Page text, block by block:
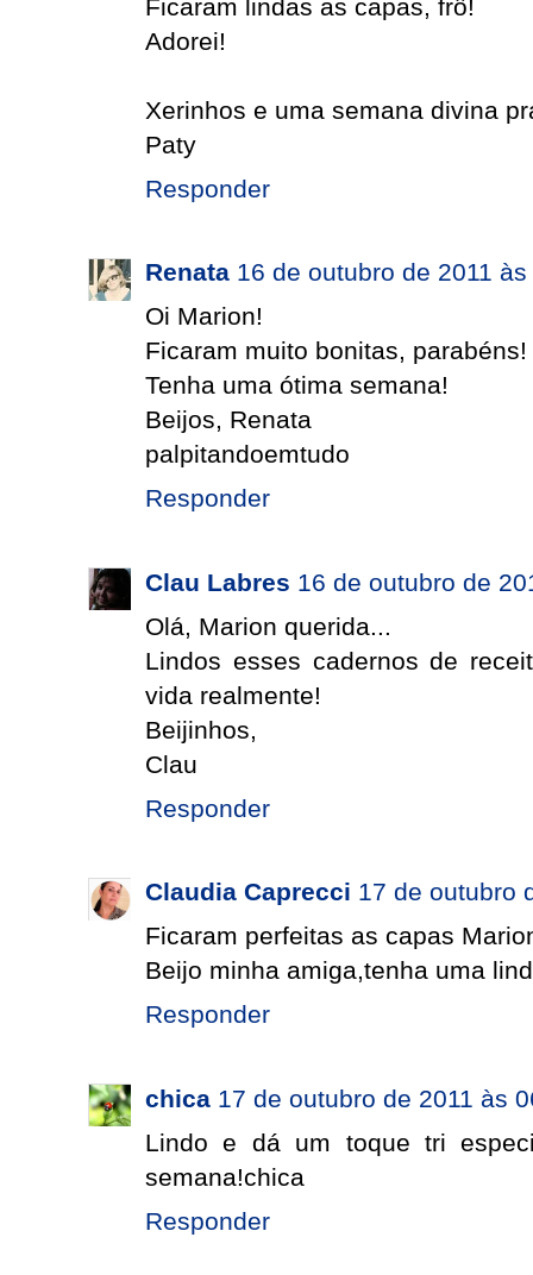
Ficaram lindas as capas, frô!
Adorei!
Xerinhos e uma semana divina
Paty
Responder
Renata 16 de outubro de 2011
Oi Marion!
Ficaram muito bonitas, parabéns!
Tenha uma ótima semana!
Beijos, Renata
palpitandoemtudo
Responder
Clau Labres 16 de outubro de
Olá, Marion querida...
Lindos esses cadernos de
vida realmente!
Beijinhos,
Clau
Responder
Claudia Caprecci 17 de outubro
Ficaram perfeitas as capas
Beijo minha amiga,tenha uma
Responder
chica 17 de outubro de 2011 às
Lindo e dá um toque tri
semana!chica
Responder